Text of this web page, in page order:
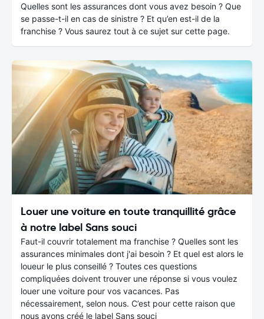
Quelles sont les assurances dont vous avez besoin ? Que
se passe-t-il en cas de sinistre ? Et qu’en est-il de la
franchise ? Vous saurez tout à ce sujet sur cette page.
Louer une voiture en toute tranquillité grâce
à notre label Sans souci
Faut-il couvrir totalement ma franchise ? Quelles sont les
assurances minimales dont j'ai besoin ? Et quel est alors le
loueur le plus conseillé ? Toutes ces questions
compliquées doivent trouver une réponse si vous voulez
louer une voiture pour vos vacances. Pas
nécessairement, selon nous. C’est pour cette raison que
nous avons créé le label Sans souci